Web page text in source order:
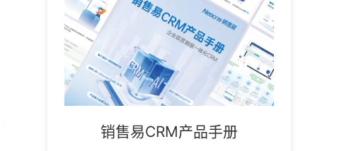
销售易CRM产品手册